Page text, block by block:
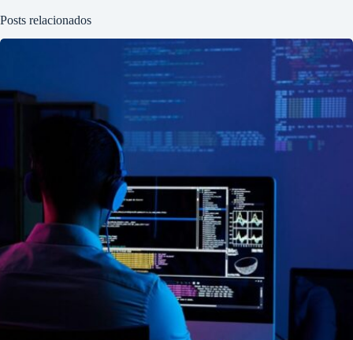
Posts relacionados